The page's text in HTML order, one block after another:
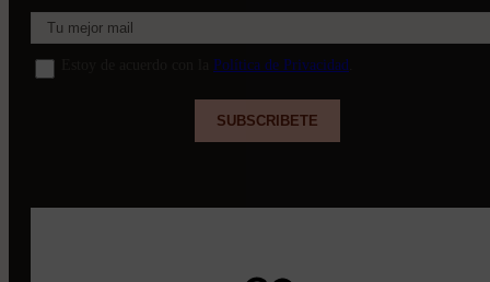
Política de Privacidad